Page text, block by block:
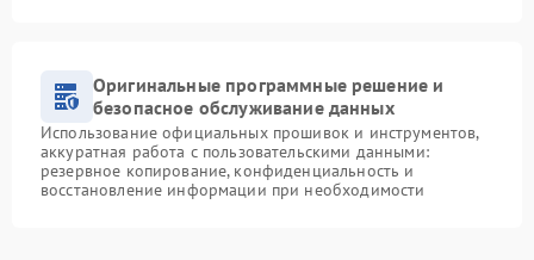
Оригинальные программные решение и
безопасное обслуживание данных
Использование официальных прошивок и инструментов,
аккуратная работа с пользовательскими данными:
резервное копирование, конфиденциальность и
восстановление информации при необходимости